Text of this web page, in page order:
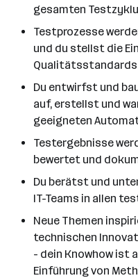
gesamten
Testprozesse
und du stellst die
Du entwirfst und
auf, erstellst und
geeigneten
Testergebnisse
bewertet und
Du berätst und
IT-Teams in allen
Neue Themen
technischen
- dein Knowhow ist
Einführung von